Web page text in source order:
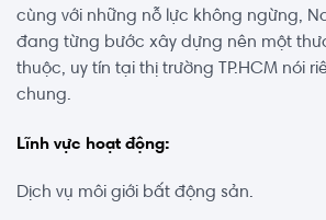
cùng với những nỗ lực không ngừng,
đang từng bước xây dựng nên một
thuộc, uy tín tại thị trường TP.HCM nói
chung.
Lĩnh vực hoạt động:
Dịch vụ môi giới bất động sản.